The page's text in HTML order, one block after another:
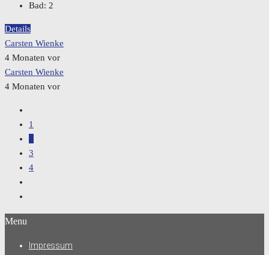
Bad: 2
Details
Carsten Wienke
4 Monaten vor
Carsten Wienke
4 Monaten vor
1
3
4
Menu
Impressum